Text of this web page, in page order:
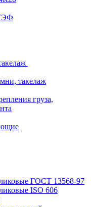
такелаж
груза,
ГОСТ 13568-97
ISO 606